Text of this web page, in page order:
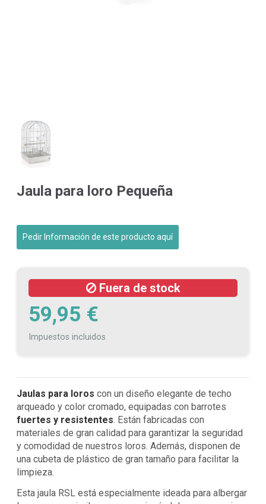
Jaula para loro Pequeña
Pedir Información de este producto aquí
Fuera de stock
59,95 €
Impuestos incluidos
Jaulas para loros con un diseño elegante de techo
arqueado y color cromado, equipadas con barrotes
fuertes y resistentes. Están fabricadas con
materiales de gran calidad para garantizar la seguridad
y comodidad de nuestros loros. Además, disponen de
una cubeta de plástico de gran tamaño para facilitar la
limpieza.
Esta jaula RSL está especialmente ideada para albergar